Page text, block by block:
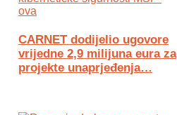
CARNET dodijelio ugovore
vrijedne 2,9 milijuna eura za
projekte unaprjeđenja…